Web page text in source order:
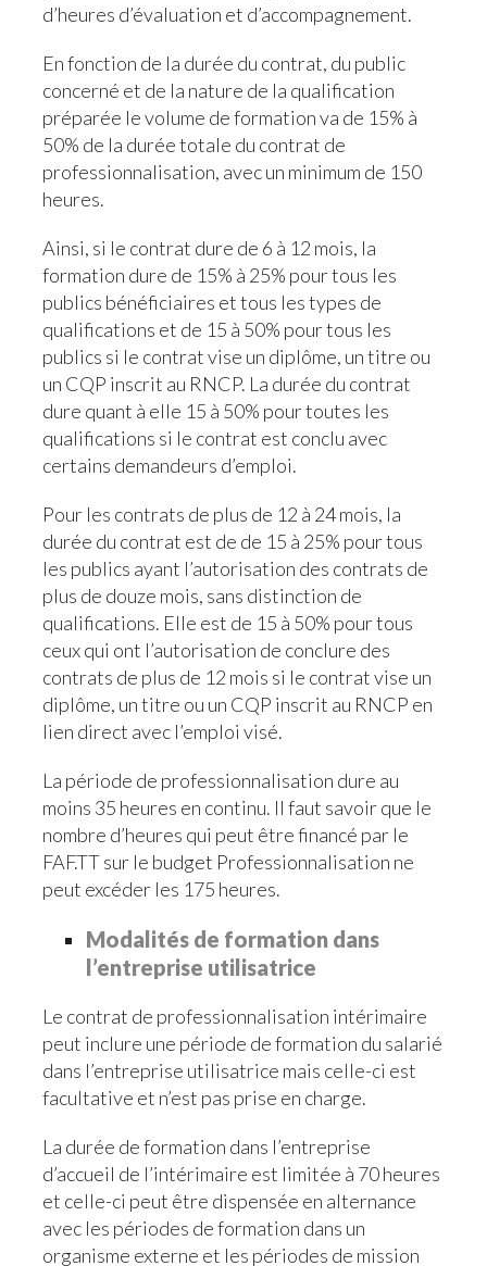
d’heures d’évaluation et d’accompagnement.
En fonction de la durée du contrat, du public
concerné et de la nature de la qualification
préparée le volume de formation va de 15% à
50% de la durée totale du contrat de
professionnalisation, avec un minimum de 150
heures.
Ainsi, si le contrat dure de 6 à 12 mois, la
formation dure de 15% à 25% pour tous les
publics bénéficiaires et tous les types de
qualifications et de 15 à 50% pour tous les
publics si le contrat vise un diplôme, un titre ou
un CQP inscrit au RNCP. La durée du contrat
dure quant à elle 15 à 50% pour toutes les
qualifications si le contrat est conclu avec
certains demandeurs d’emploi.
Pour les contrats de plus de 12 à 24 mois, la
durée du contrat est de de 15 à 25% pour tous
les publics ayant l’autorisation des contrats de
plus de douze mois, sans distinction de
qualifications. Elle est de 15 à 50% pour tous
ceux qui ont l’autorisation de conclure des
contrats de plus de 12 mois si le contrat vise un
diplôme, un titre ou un CQP inscrit au RNCP en
lien direct avec l’emploi visé.
La période de professionnalisation dure au
moins 35 heures en continu. Il faut savoir que le
nombre d’heures qui peut être financé par le
FAF.TT sur le budget Professionnalisation ne
peut excéder les 175 heures.
Modalités de formation dans
l’entreprise utilisatrice
Le contrat de professionnalisation intérimaire
peut inclure une période de formation du salarié
dans l’entreprise utilisatrice mais celle-ci est
facultative et n’est pas prise en charge.
La durée de formation dans l’entreprise
d’accueil de l’intérimaire est limitée à 70 heures
et celle-ci peut être dispensée en alternance
avec les périodes de formation dans un
organisme externe et les périodes de mission